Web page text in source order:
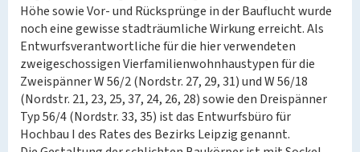
Höhe sowie Vor- und Rücksprünge in der Bauflucht wurde
noch eine gewisse stadträumliche Wirkung erreicht. Als
Entwurfsverantwortliche für die hier verwendeten
zweigeschossigen Vierfamilienwohnhaustypen für die
Zweispänner W 56/2 (Nordstr. 27, 29, 31) und W 56/18
(Nordstr. 21, 23, 25, 37, 24, 26, 28) sowie den Dreispänner
Typ 56/4 (Nordstr. 33, 35) ist das Entwurfsbüro für
Hochbau I des Rates des Bezirks Leipzig genannt.